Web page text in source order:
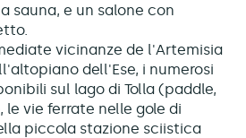
sauna, e un salone con
vicinanze de l'Artemisia
dell'Ese, i numerosi
sul lago di Tolla (paddle,
le vie ferrate nelle gole di
piccola stazione sciistica